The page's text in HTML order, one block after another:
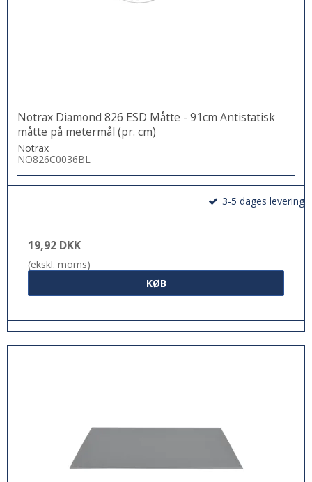
Notrax Diamond 826 ESD Måtte - 91cm Antistatisk
måtte på metermål (pr. cm)
Notrax
NO826C0036BL
3-5 dages levering
19,92 DKK
(ekskl. moms)
KØB